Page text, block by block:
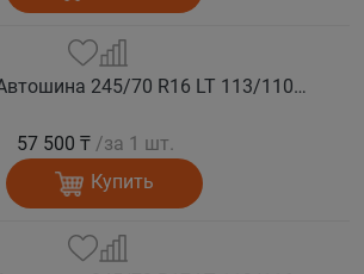
COMFORSER Автошина 245/70 R16 LT 113/110S CF1100 8PR RWL лето
57 500 ₸ /за 1 шт.
Купить